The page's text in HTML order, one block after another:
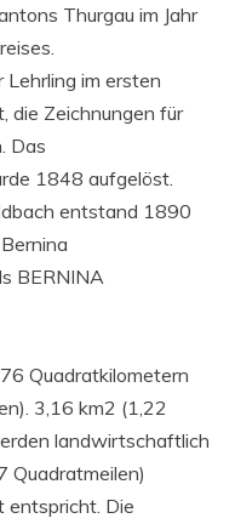
Thurgau im Jahr
Lehrling im ersten
die Zeichnungen für
Das
1848 aufgelöst.
entstand 1890
BERNINA
Quadratkilometern
3,16 km2 (1,22
landwirtschaftlich
Quadratmeilen)
entspricht. Die